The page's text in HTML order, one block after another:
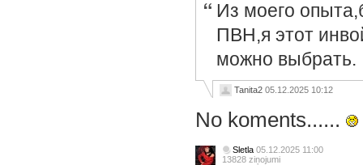
Из моего
ПВН,я этот
можно выбрать.
Tanita2 05.12.2025 10:12
No koments......
Sletla 05.12.2025 11:00
13828 ziņojumi